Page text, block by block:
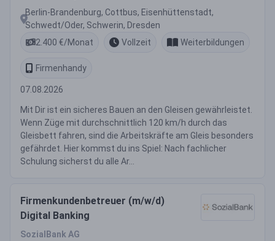
Berlin-Brandenburg, Cottbus, Eisenhüttenstadt,
Schwedt/Oder, Schwerin, Dresden
2.400 €/Monat
Vollzeit Weiterbildungen
Firmenhandy
07.08.2026
Mit Dir ist ein sicheres Bauen an den Gleisen gewährleistet.
Wenn Züge mit durchschnittlich 120 km/h durch das
Gleisbett fahren, sind die Arbeitskräfte am Gleis besonders
gefährdet. Hier kommst du ins Spiel: Nach fachlicher
Schulung sicherst du alle Ar...
Firmenkundenbetreuer (m/w/d)
Digital Banking
SozialBank AG